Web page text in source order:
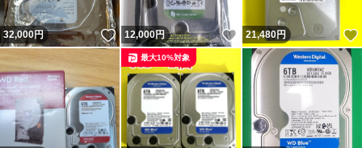
32,000円 いいね！
12,000円 いいね！
21,480円
最大10%対象